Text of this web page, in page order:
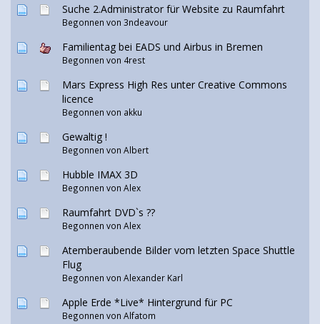
Suche 2.Administrator für Website zu Raumfahrt
Begonnen von 3ndeavour
Familientag bei EADS und Airbus in Bremen
Begonnen von 4rest
Mars Express High Res unter Creative Commons
licence
Begonnen von akku
Gewaltig !
Begonnen von Albert
Hubble IMAX 3D
Begonnen von Alex
Raumfahrt DVD`s ??
Begonnen von Alex
Atemberaubende Bilder vom letzten Space Shuttle
Flug
Begonnen von Alexander Karl
Apple Erde *Live* Hintergrund für PC
Begonnen von Alfatom